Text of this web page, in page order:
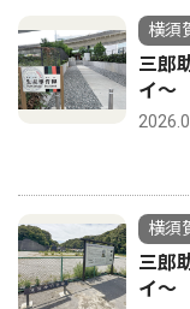
横須
三郎
イ〜
横須
三郎
イ〜